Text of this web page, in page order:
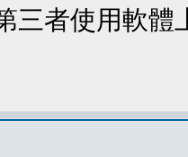
三者使用軟